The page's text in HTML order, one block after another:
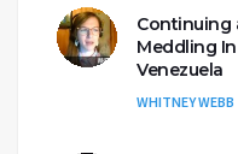
Continuing
Meddling
Venezuela
WHITNEY WEBB